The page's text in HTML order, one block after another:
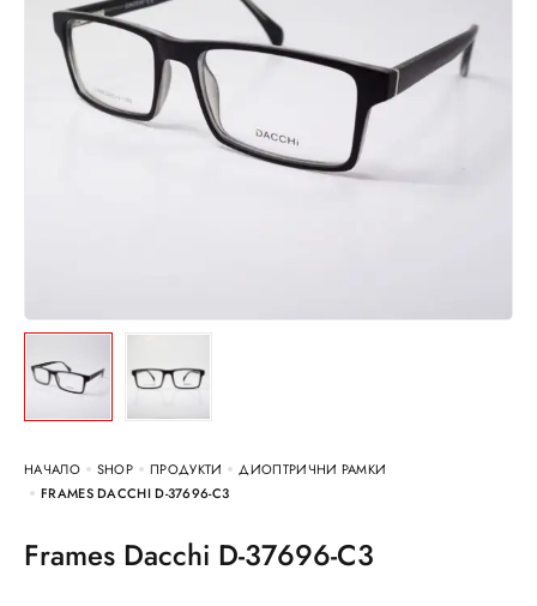
НАЧАЛО SHOP ПРОДУКТИ
ДИОПТРИЧНИ РАМКИ
FRAMES DACCHI D-37696-C3
Frames Dacchi D-37696-C3